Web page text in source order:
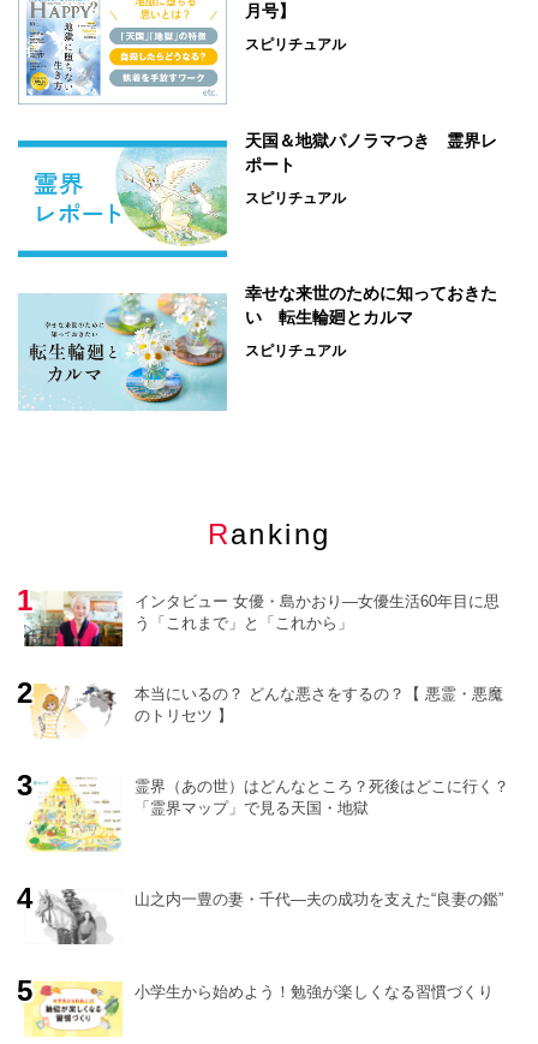
月号】
スピリチュアル
天国＆地獄パノラマつき 霊界レ
ポート
スピリチュアル
幸せな来世のために知っておきた
い 転生輪廻とカルマ
スピリチュアル
Ranking
インタビュー 女優・島かおり―女優生活60年目に思
う「これまで」と「これから」
本当にいるの？ どんな悪さをするの？【 悪霊・悪魔
のトリセツ 】
霊界（あの世）はどんなところ？死後はどこに行く？
「霊界マップ」で見る天国・地獄
山之内一豊の妻・千代―夫の成功を支えた“良妻の鑑”
小学生から始めよう！勉強が楽しくなる習慣づくり